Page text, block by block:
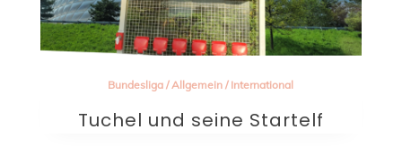
Bundesliga / Allgemein / International
Tuchel und seine Startelf